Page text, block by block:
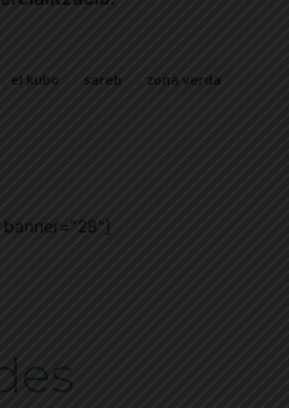
el kubo sareb zona verda
banner="28"]